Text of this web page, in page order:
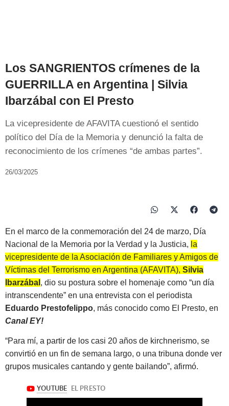
Los SANGRIENTOS crímenes de la
GUERRILLA en Argentina | Silvia
Ibarzábal con El Presto
La vicepresidente de AFAVITA cuestionó el sentido
político del Día de la Memoria y denunció la falta de
reconocimiento de los crímenes “de ambas partes”.
26/03/2025
En el marco de la conmemoración del 24 de marzo, Día
Nacional de la Memoria por la Verdad y la Justicia, la
vicepresidente de la Asociación de Familiares y Amigos de
Víctimas del Terrorismo en Argentina (AFAVITA), Silvia
Ibarzábal , dio su postura sobre el homenaje como “un día
intranscendente” en una entrevista con el periodista
Eduardo Prestofelippo, más conocido como El Presto, en
Canal EY!
“Para mí, a partir de los casi 20 años de kirchnerismo, se
convirtió en un fin de semana largo, o una tribuna donde ver
grupos musicales cantando y gente bailando”, afirmó.